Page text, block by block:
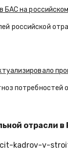
на
российской
отрасли
kadrov-v-